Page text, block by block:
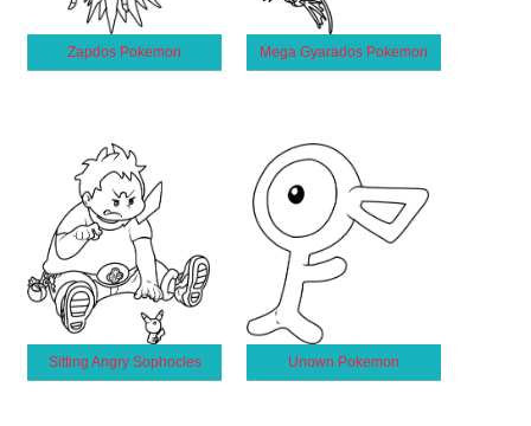
Zapdos Pokemon Mega Gyarados Pokemon
Sitting Angry Sophocles Unown Pokemon